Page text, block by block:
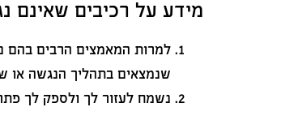
מידע על רכיבים שאינם
למרות המאמצים הרבים בהם
שנמצאים בתהליך הנגשה או
נשמח לעזור לך ולספק לך